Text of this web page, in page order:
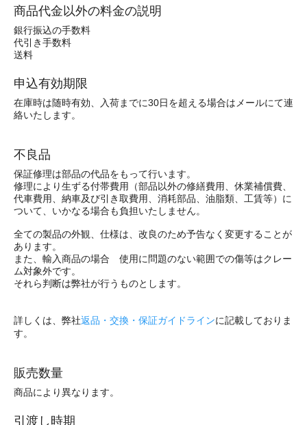
商品代金以外の料金の説明
銀行振込の手数料
代引き手数料
送料
申込有効期限
在庫時は随時有効、入荷までに30日を超える場合はメールにて連
絡いたします。
不良品
保証修理は部品の代品をもって行います。
修理により生ずる付帯費用（部品以外の修繕費用、休業補償費、
代車費用、納車及び引き取費用、消耗部品、油脂類、工賃等）に
ついて、いかなる場合も負担いたしません。
全ての製品の外観、仕様は、改良のため予告なく変更することが
あります。
また、輸入商品の場合 使用に問題のない範囲での傷等はクレー
ム対象外です。
それら判断は弊社が行うものとします。
詳しくは、弊社返品・交換・保証ガイドラインに記載しておりま
す。
販売数量
商品により異なります。
引渡し時期